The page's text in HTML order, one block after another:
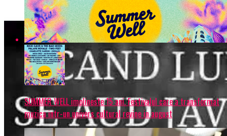
SUMMER WELL implineste 15 ani. Festivalul care a transformat
muzica intr-un univers cultural revine in august